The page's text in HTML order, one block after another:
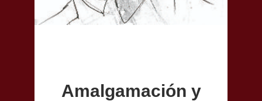
Amalgamación y